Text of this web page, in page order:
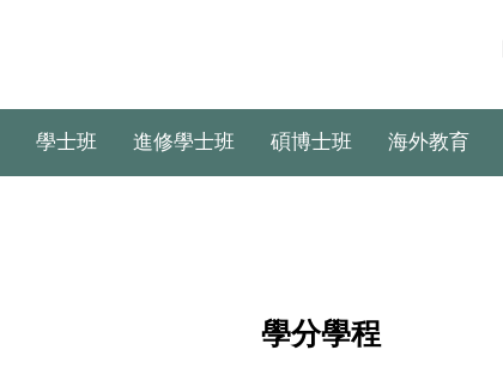
學士班 進修學士班 碩博士班 海外教育
學分學程